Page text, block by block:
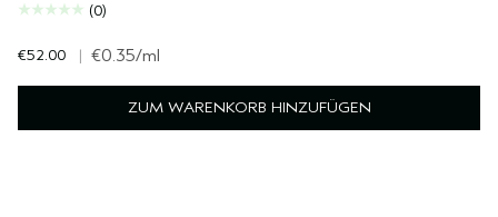
(0)
€52.00 | €0.35/ml
ZUM WARENKORB HINZUFÜGEN